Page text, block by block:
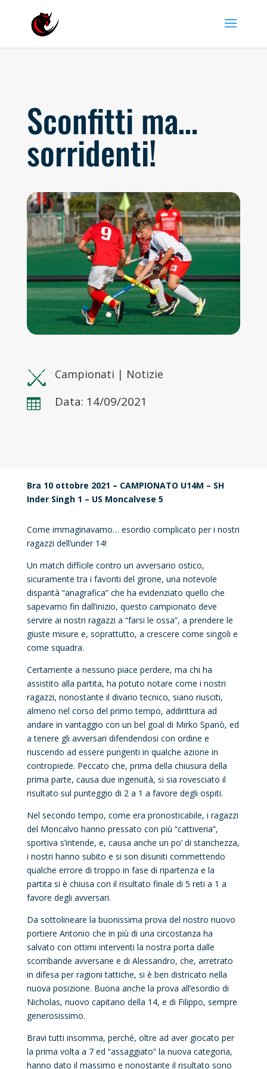
Sconfitti ma…
sorridenti!
Campionati | Notizie
 Data: 14/09/2021
Bra 10 ottobre 2021 – CAMPIONATO U14M – SH
Inder Singh 1 – US Moncalvese 5
Come immaginavamo… esordio complicato per i nostri
ragazzi dell’under 14!
Un match difficile contro un avversario ostico,
sicuramente tra i favoriti del girone, una notevole
disparità “anagrafica” che ha evidenziato quello che
sapevamo fin dall’inizio, questo campionato deve
servire ai nostri ragazzi a “farsi le ossa”, a prendere le
giuste misure e, soprattutto, a crescere come singoli e
come squadra.
Certamente a nessuno piace perdere, ma chi ha
assistito alla partita, ha potuto notare come i nostri
ragazzi, nonostante il divario tecnico, siano riusciti,
almeno nel corso del primo tempo, addirittura ad
andare in vantaggio con un bel goal di Mirko Spanò, ed
a tenere gli avversari difendendosi con ordine e
riuscendo ad essere pungenti in qualche azione in
contropiede. Peccato che, prima della chiusura della
prima parte, causa due ingenuità, si sia rovesciato il
risultato sul punteggio di 2 a 1 a favore degli ospiti.
Nel secondo tempo, come era pronosticabile, i ragazzi
del Moncalvo hanno pressato con più “cattiveria”,
sportiva s’intende, e, causa anche un po’ di stanchezza,
i nostri hanno subito e si son disuniti commettendo
qualche errore di troppo in fase di ripartenza e la
partita si è chiusa con il risultato finale di 5 reti a 1 a
favore degli avversari.
Da sottolineare la buonissima prova del nostro nuovo
portiere Antonio che in più di una circostanza ha
salvato con ottimi interventi la nostra porta dalle
scorribande avversarie e di Alessandro, che, arretrato
in difesa per ragioni tattiche, si è ben districato nella
nuova posizione. Buona anche la prova all’esordio di
Nicholas, nuovo capitano della 14, e di Filippo, sempre
generosissimo.
Bravi tutti insomma, perché, oltre ad aver giocato per
la prima volta a 7 ed “assaggiato” la nuova categoria,
hanno dato il massimo e nonostante il risultato sono